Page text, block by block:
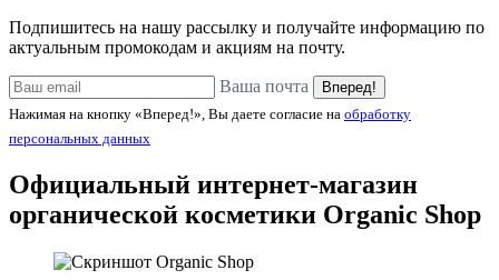
Подпишитесь на нашу рассылку и получайте информацию по
актуальным промокодам и акциям на почту.
Ваша почта
Вперед!
Нажимая на кнопку «Вперед!», Вы даете согласие на обработку
персональных данных
Официальный интернет-магазин
органической косметики Organic Shop